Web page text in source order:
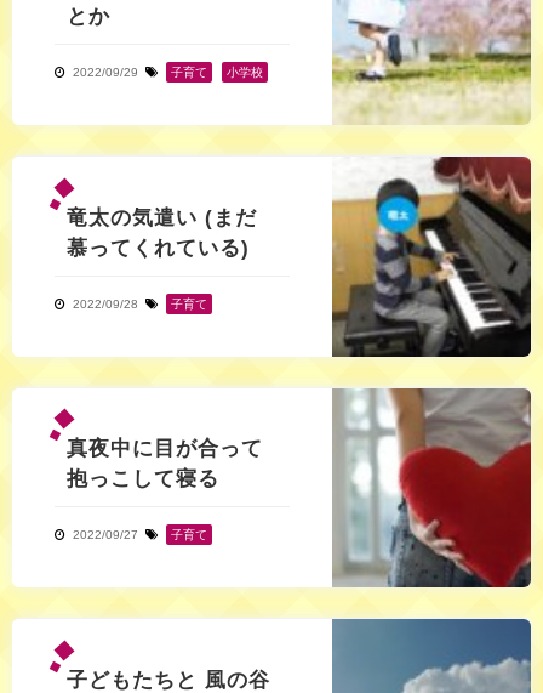
とか
2022/09/29 子育て 小学校
竜太の気遣い (まだ
慕ってくれている)
2022/09/28 子育て
真夜中に目が合って
抱っこして寝る
2022/09/27 子育て
子どもたちと 風の谷